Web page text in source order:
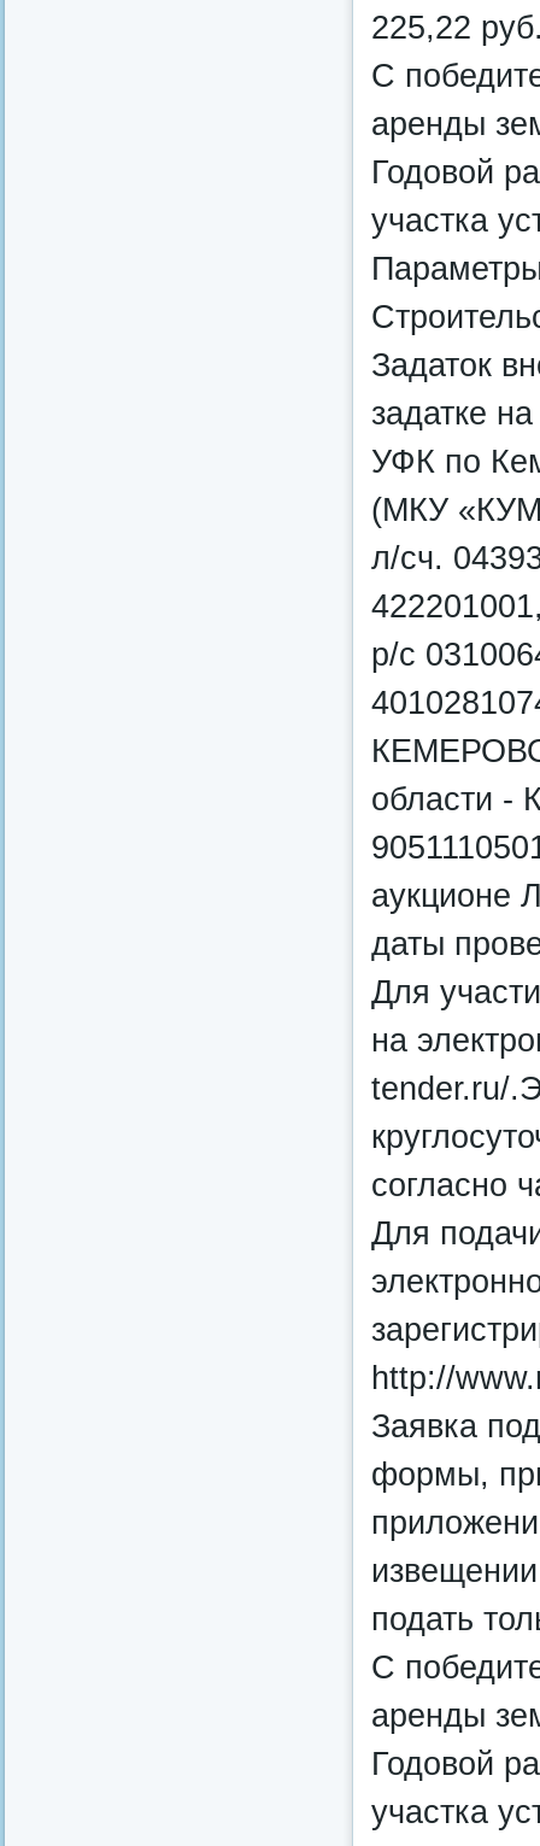
225,22
С
аренды
Годовой
участка
Задаток
задатке
УФК по
(МКУ
л/сч.
р/с
области -
аукционе
даты
Для
на
tender.ru/
согласно
Для
http://
Заявка
формы,
подать
С
аренды
Годовой
участка